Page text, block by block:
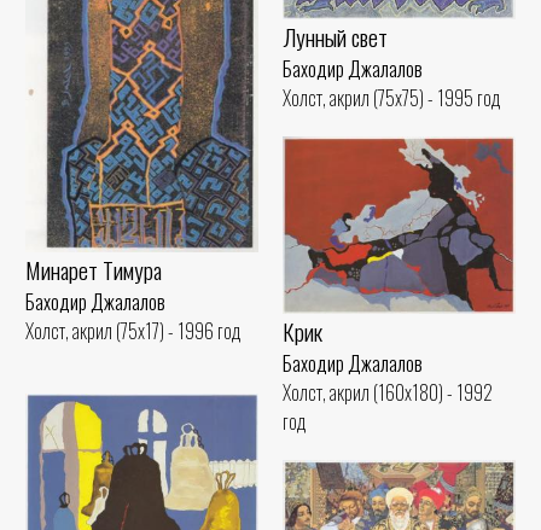
Минарет Тимура
Баходир Джалалов
Холст, акрил (75x17) - 1996 год
Лунный свет
Баходир Джалалов
Холст, акрил (75x75) - 1995 год
Крик
Баходир Джалалов
Холст, акрил (160x180) - 1992
год